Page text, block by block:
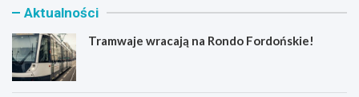
Aktualności
Tramwaje wracają na Rondo Fordońskie!